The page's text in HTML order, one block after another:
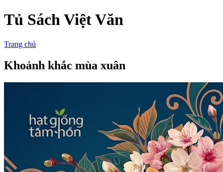
Tủ Sách Việt Văn
Trang chủ
Khoảnh khắc mùa xuân